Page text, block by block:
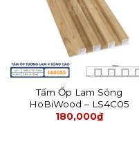
Tấm Ốp Lam Sóng
HoBiWood – LS4C05
180,000₫